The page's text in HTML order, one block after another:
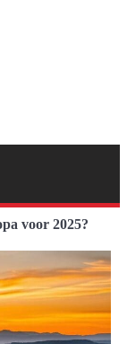
voor 2025?